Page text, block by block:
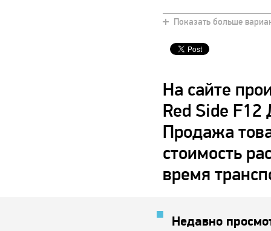
Ванильный
Показать больше
На сайте
Red Side
Продажа
стоимость
время
Недавно